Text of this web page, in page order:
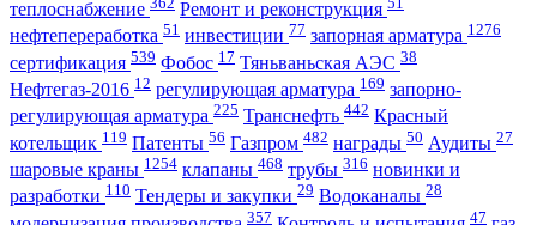
теплоснабжение Ремонт и реконструкция
нефтепереработка 51 инвестиции 77 запорная арматура 1276
сертификация 539 Фобос 17 Тяньваньская АЭС 38
Нефтегаз-2016 12 регулирующая арматура 169 запорно-
регулирующая арматура 225 Транснефть 442 Красный
котельщик 119 Патенты 56 Газпром 482 награды 50 Аудиты 27
шаровые краны 1254 клапаны 468 трубы 316 новинки и
разработки 110 Тендеры и закупки 29 Водоканалы 28
357 47